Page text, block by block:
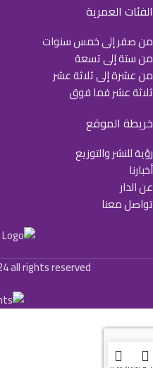
الفئات العمرية
من صفر إلى خمس سنوات
من ستة إلى تسعة
من عشرة إلى ثلاثة عشر
ثلاثة عشر فما فوق
خريطة الموقع
رؤية للنشر والتوزيع
أخبارنا
عن الدار
تواصل معنا
all rights reserved